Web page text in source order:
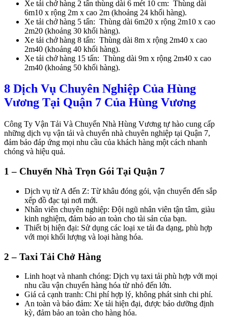
Xe tải chở hàng 2 tấn thùng dài 6 mét 10 cm: Thùng dài
6m10 x rộng 2m x cao 2m (khoảng 24 khối hàng).
Xe tải chở hàng 5 tấn: Thùng dài 6m20 x rộng 2m10 x cao
2m20 (khoảng 30 khối hàng).
Xe tải chở hàng 8 tấn: Thùng dài 8m x rộng 2m40 x cao
2m40 (khoảng 40 khối hàng).
Xe tải chở hàng 15 tấn: Thùng dài 9m x rộng 2m40 x cao
2m40 (khoảng 50 khối hàng).
8 Dịch Vụ Chuyên Nghiệp Của Hùng
Vương Tại Quận 7 Của Hùng Vương
Công Ty Vận Tải Và Chuyển Nhà Hùng Vương tự hào cung cấp
những dịch vụ vận tải và chuyển nhà chuyên nghiệp tại Quận 7,
đảm bảo đáp ứng mọi nhu cầu của khách hàng một cách nhanh
chóng và hiệu quả.
1 – Chuyển Nhà Trọn Gói Tại Quận 7
Dịch vụ từ A đến Z: Từ khâu đóng gói, vận chuyển đến sắp
xếp đồ đạc tại nơi mới.
Nhân viên chuyên nghiệp: Đội ngũ nhân viên tận tâm, giàu
kinh nghiệm, đảm bảo an toàn cho tài sản của bạn.
Thiết bị hiện đại: Sử dụng các loại xe tải đa dạng, phù hợp
với mọi khối lượng và loại hàng hóa.
2 – Taxi Tải Chở Hàng
Linh hoạt và nhanh chóng: Dịch vụ taxi tải phù hợp với mọi
nhu cầu vận chuyển hàng hóa từ nhỏ đến lớn.
Giá cả cạnh tranh: Chi phí hợp lý, không phát sinh chi phí.
An toàn và bảo đảm: Xe tải hiện đại, được bảo dưỡng định
kỳ, đảm bảo an toàn cho hàng hóa.